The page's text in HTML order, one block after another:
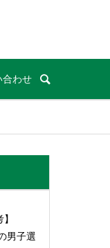
合わせ
男子選